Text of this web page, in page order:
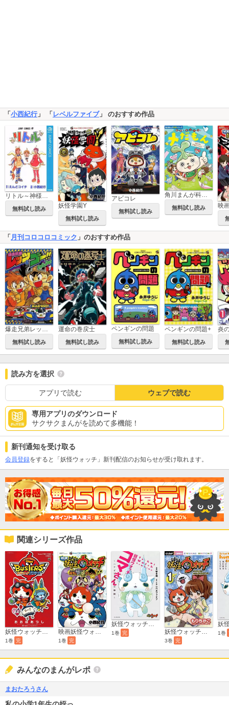
「小西紀行 」 「レベルファイブ」 のおすすめ作品
リトル～神様修行中～
無料試し読み 妖怪学園Y
無料試し読み
アビコレ
無料試し読み
角川まんが科学シリーズ 科学でカンペキ！ メだもん
無料試し読み
「 月刊コロコロコミック 」のおすすめ作品
爆走兄弟レッツ＆ゴー!!
無料試し読み
運命の巻戻士
無料試し読み
ペンギンの問題
無料試し読み
ペンギンの問題+
無料試し読み
読み方を選択
アプリで読む ウェブで読む
専用アプリのダウンロード
サクサクまんがを読めて多機能！
新刊通知を受け取る
会員登録をすると「妖怪ウォッチ」新刊配信のお知らせが受け取れます。
関連シリーズ作品
妖怪ウォッチバスターズ
1巻 完
映画妖怪ウォッチ 誕生の秘密だニャン！
1巻 完
妖怪ウォッチ コマさん ～ハナビとキセキの時間～
1巻 完 妖怪ウォッチ～わくわく☆にゃんだふるデイズ～
3巻 完
1巻
みんなのまんがレポ
まおたろうさん